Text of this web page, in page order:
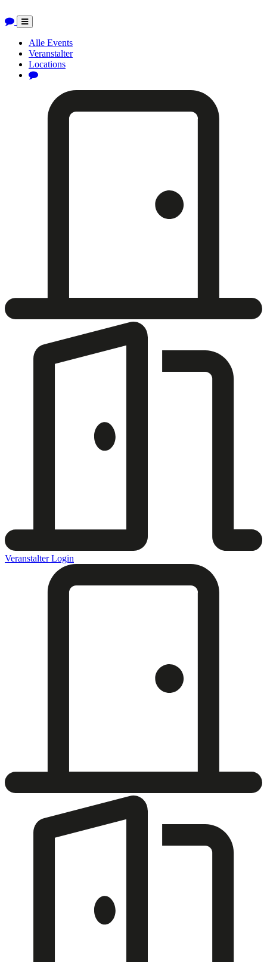
Toggle
navigation
Alle Events
Veranstalter
Locations
Veranstalter Login